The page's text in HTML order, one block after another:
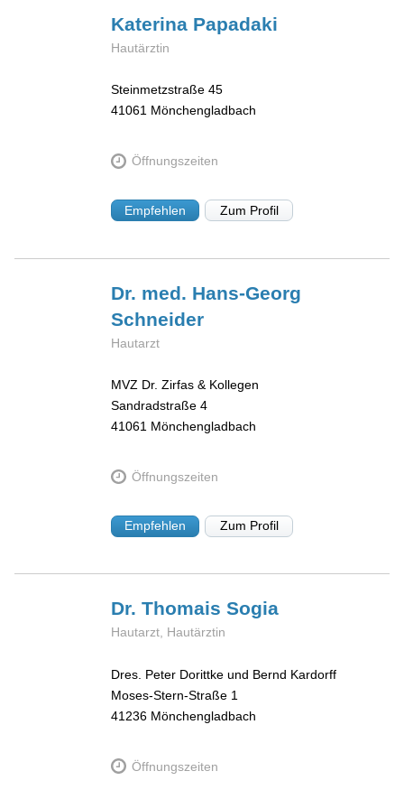
Katerina Papadaki
Hautärztin
Steinmetzstraße 45
41061 Mönchengladbach
Öffnungszeiten
Empfehlen Zum Profil
Dr. med. Hans-Georg
Schneider
Hautarzt
MVZ Dr. Zirfas & Kollegen
Sandradstraße 4
41061 Mönchengladbach
Öffnungszeiten
Empfehlen Zum Profil
Dr. ThomaisSogia
Hautarzt, Hautärztin
Dres. Peter Dorittke und Bernd Kardorff
Moses-Stern-Straße 1
41236 Mönchengladbach
Öffnungszeiten